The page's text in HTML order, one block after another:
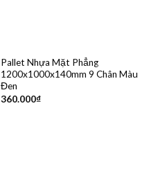
Pallet Nhựa Mặt Phẳng
1200x1000x140mm 9 Chân Màu
Đen
360.000₫